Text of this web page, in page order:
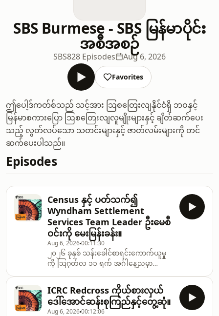
SBS Burmese - SBS မြန်မာပိုင်း
အစီအစဉ်
SBS828 Episodes Aug 6, 2026
Favorites
ဤပေါ့ဒ်ကတ်စ်သည် သင့်အား ဩစတြေးလျနိုင်ငံရှိ ဘဝနှင့်
မြန်မာစကားပြော ဩစတြေးလျလူမျိုးများနှင့် ချိတ်ဆက်ပေး
သည့် လွတ်လပ်သော သတင်းများနှင့် ဇာတ်လမ်းများကို တင်
ဆက်ပေးပါသည်။
Episodes
Census နှင့် ပတ်သက်၍
Wyndham Settlement
Services Team Leader ဦးမေစီ
ဝင်းကို မေးမြန်းခန်း။
Aug 6, 202600:11:30
၂၀၂၆ ခုနှစ် သန်းခေါင်စာရင်းကောက်ယူမှု
ကို ဩဂုတ်လ ၁၁ ရက် အင်္ဂါနေ့ညမှာ
နိုင်ငံအတွင်း ရှိနေသူတိုင်း စာရင်းထဲမှာ ပါဝင်
ရမှာ ဖြစ်ပါတယ်။
ICRC Redcross ကိုယ်စားလှယ်
ဒေါ်အောင်ဆန်းစုကြည်နှင့်တွေ့ဆုံ။
Aug 6, 202600:12:06